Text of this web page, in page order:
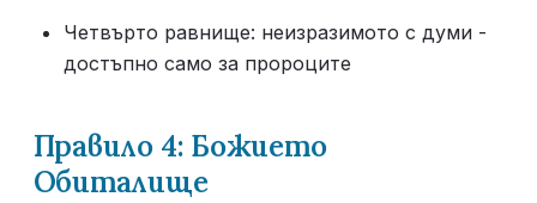
Четвърто равнище: неизразимото с думи -
достъпно само за пророците
Правило 4: Божието
Обиталище